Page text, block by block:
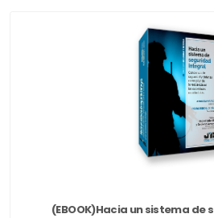
(EBOOK)Hacia un sistema